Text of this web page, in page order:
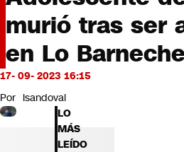
Programas completos
Cultura
Servicios
Bits
CNN tiempo
Futuro 360
Opinión
murió tras ser
en Lo
17- 09- 2023 16:15
Por lsandoval
LO
MÁS
LEÍDO